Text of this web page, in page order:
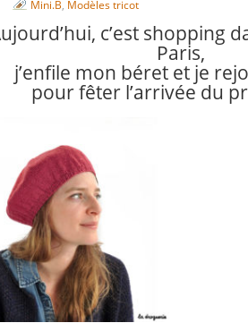
Mini.B, Modèles tricot
c’est shopping
Paris,
j’enfile mon béret et je
pour fêter l’arrivée du